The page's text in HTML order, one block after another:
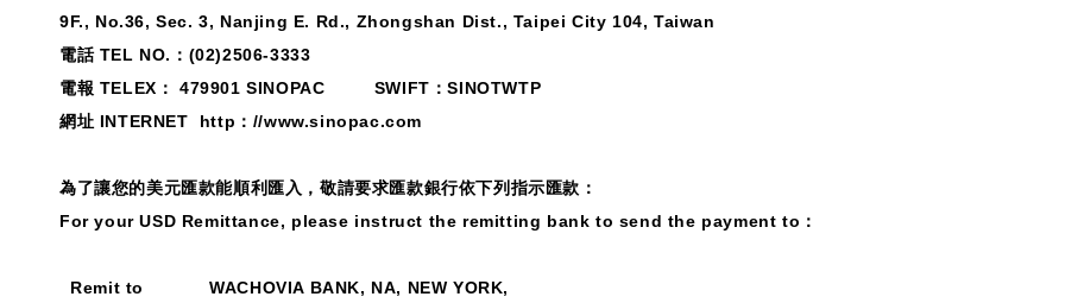
9F., No.36, Sec. 3, Nanjing E. Rd., Zhongshan Dist., Taipei City 104, Taiwan
電話 TEL NO. ： (02)2506-3333
電報 TELEX ：479901 SINOPAC SWIFT ：SINOTWTP
網址 INTERNET http ： //www.sinopac.com
為了讓您的美元匯款能順利匯入，敬請要求匯款銀行依下列指示匯款：
For your USD Remittance, please instruct the remitting bank to send the payment to ：
Remit to WACHOVIA BANK, NA, NEW YORK,